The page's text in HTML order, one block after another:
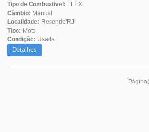
Tipo de Combustivel: FLEX
Câmbio: Manual
Localidade: Resende/RJ
Tipo: Moto
Condição: Usada
Detalhes